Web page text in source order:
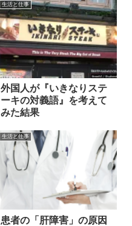
生活と仕事
外国人が『いきなりステ
ーキの対義語』を考えて
みた結果
生活と仕事
患者の「肝障害」の原因